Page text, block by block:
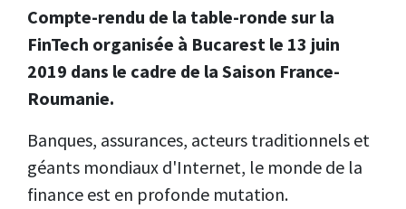
Compte-rendu de la table-ronde sur la
FinTech organisée à Bucarest le 13 juin
2019 dans le cadre de la Saison France-
Roumanie.
Banques, assurances, acteurs traditionnels et
géants mondiaux d'Internet, le monde de la
finance est en profonde mutation.